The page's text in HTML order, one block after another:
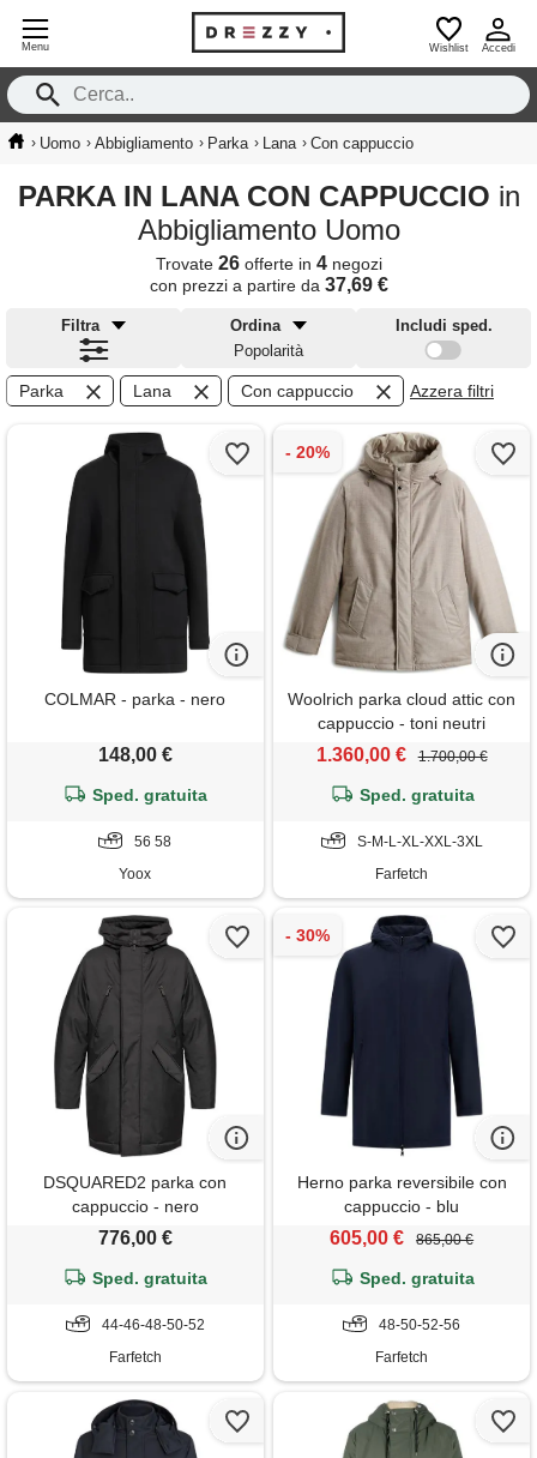
Menu Wishlist Accedi
› Uomo › Abbigliamento › Parka › Lana › Con cappuccio
PARKA IN LANA CON CAPPUCCIO in
Abbigliamento Uomo
Trovate 26offerte in 4negozi
con prezzi a partire da 37,69 €
Filtra
Ordina
Popolarità
Includi sped.
Parka Lana Con cappuccio Azzera filtri
COLMAR - parka - nero
148,00 €
Sped. gratuita
56 58
Yoox
Woolrich parka cloud attic con
cappuccio - toni neutri
1.360,00 € 1.700,00 €
Sped. gratuita
S-M-L-XL-XXL-3XL
Farfetch
DSQUARED2 parka con
cappuccio - nero
776,00 €
Sped. gratuita
44-46-48-50-52
Farfetch
Herno parka reversibile con
cappuccio - blu
605,00 € 865,00 €
Sped. gratuita
48-50-52-56
Farfetch